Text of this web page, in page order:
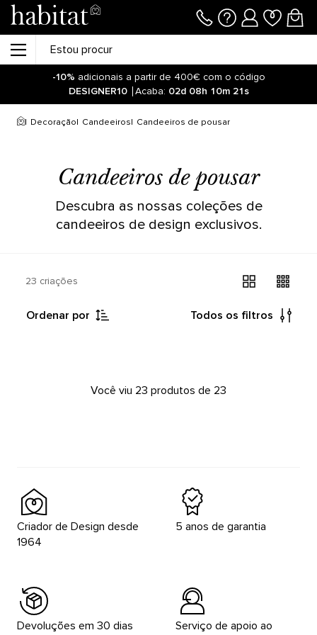
-10% adicionais a partir de 400€ com o código
DESIGNER10
Acaba: 02d 08h 10m 21s
Decoração Candeeiros Candeeiros de pousar
Candeeiros de pousar
Descubra as nossas coleções de
candeeiros de design exclusivos.
23 criações
Ordenar por Todos os filtros
Você viu 23 produtos de 23
Criador de Design desde
1964
5 anos de garantia
Devoluções em 30 dias
Serviço de apoio ao